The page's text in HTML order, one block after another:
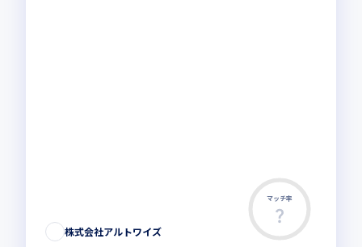
マッチ率
株式会社アルトワイズ